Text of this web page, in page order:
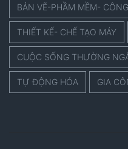
BẢN VẼ-PHẦM MỀM-
THIẾT KẾ- CHẾ TẠO MÁY
CUỘC SỐNG THƯỜNG
TỰ ĐỘNG HÓA GIA